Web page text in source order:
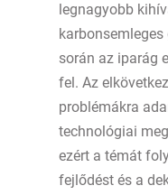
legnagyobb
során az iparág
fel. Az
problémákra
technológiai
ezért a témát
fejlődést és a